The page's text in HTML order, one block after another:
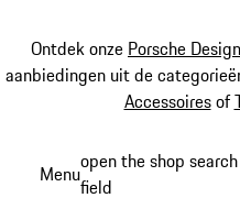
Ontdek onze Porsche
aanbiedingen uit de
Accessoiresof
Menuopen the shop search
field